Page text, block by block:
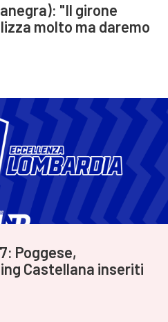
"Il girone
molto ma daremo
Poggese,
Castellana inseriti